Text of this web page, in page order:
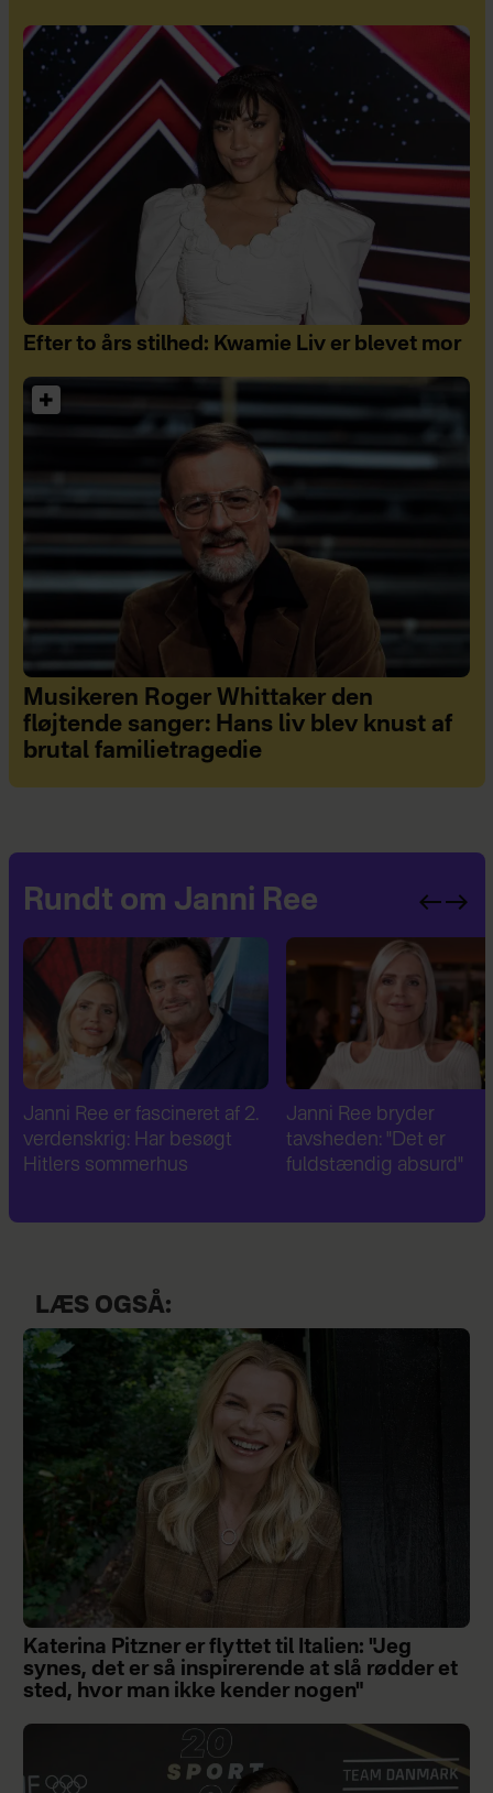
Efter to års stilhed: Kwamie Liv er blevet mor
Musikeren Roger Whittaker den
fløjtende sanger: Hans liv blev knust af
brutal familietragedie
Rundt om Janni Ree
Janni Ree er fascineret af 2.
verdenskrig: Har besøgt
Hitlers sommerhus
Janni Ree bryder
tavsheden: "Det er
fuldstændig absurd"
LÆS OGSÅ:
Katerina Pitzner er flyttet til Italien: "Jeg
synes, det er så inspirerende at slå rødder et
sted, hvor man ikke kender nogen"